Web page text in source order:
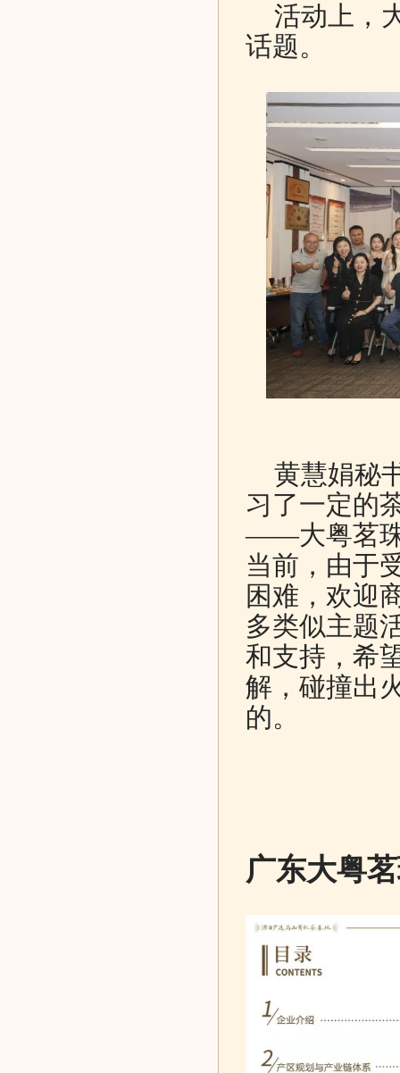
活动上，
话题。
黄慧娟秘
习了一定的
——大粤茗珠
当前，由于
困难，欢迎
多类似主题
和支持，希
解，碰撞出
的。
广东大粤